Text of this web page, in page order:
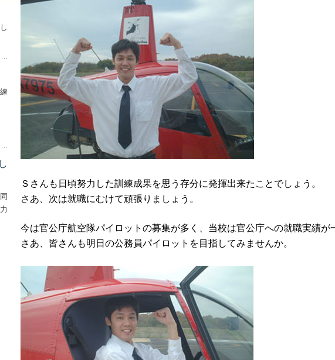
Ｓさんも日頃努力した訓練成果を思う存分に発揮出来たことでしょう。
さあ、次は就職にむけて頑張りましょう。
今は官公庁航空隊パイロットの募集が多く、当校は官公庁への就職実績が
さあ、皆さんも明日の公務員パイロットを目指してみませんか。
コプター 操縦士・整備士｜募集情報’
フライトを実施しました！！’